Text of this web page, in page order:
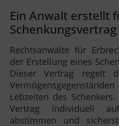
Ein Anwalt erstellt
Schenkungsvertrag
Rechtsanwälte für
der Erstellung eines
Dieser Vertrag regelt
Lebzeiten des
Vertrag individuell
abstimmen und